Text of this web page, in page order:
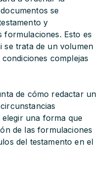
se
y
formulaciones. Esto es
se trata de un volumen
complejas
de cómo redactar un
elegir una forma que
de las formulaciones
del testamento en el